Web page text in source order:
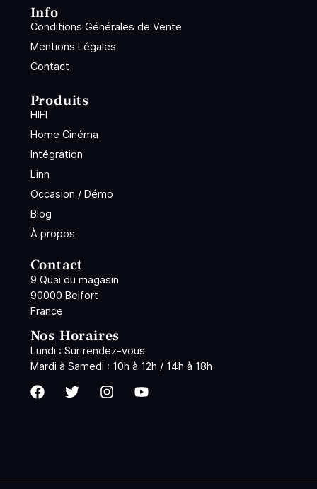
Info
Conditions Générales de Vente
Mentions Légales
Contact
Produits
HIFI
Home Cinéma
Intégration
Linn
Occasion / Démo
Blog
À propos
Contact
9 Quai du magasin
90000 Belfort
France
Nos Horaires
Lundi : Sur rendez-vous
Mardi à Samedi : 10h à 12h / 14h à 18h